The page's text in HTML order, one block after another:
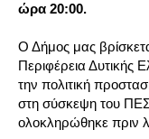
ώρα 20:00.
Ο Δήμος μας
Περιφέρεια Δυτικής
την πολιτική
στη σύσκεψη του
ολοκληρώθηκε πριν